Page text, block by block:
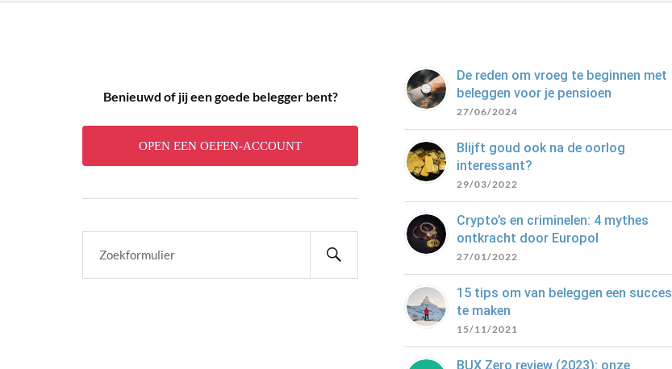
Benieuwd of jij een goede belegger bent?
OPEN EEN OEFEN-ACCOUNT
De reden om vroeg te beginnen met
beleggen voor je pensioen
27/06/2024
Blijft goud ook na de oorlog
interessant?
29/03/2022
Crypto’s en criminelen: 4 mythes
ontkracht door Europol
27/01/2022
15 tips om van beleggen een succes
te maken
15/11/2021
BUX Zero review (2023): onze